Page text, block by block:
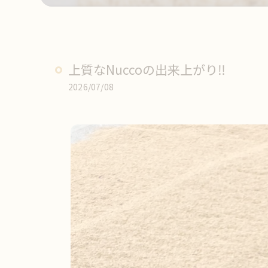
上質なNuccoの出来上がり‼️
2026/07/08